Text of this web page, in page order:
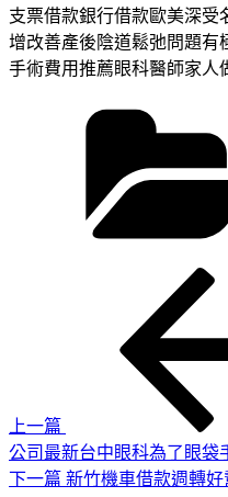
支票借款銀行借款歐美深受
增改善產後陰道鬆弛問題有
手術費用推薦眼科醫師家人
上一篇
公司最新台中眼科為了眼袋
下
下一篇 新竹機車借款週轉